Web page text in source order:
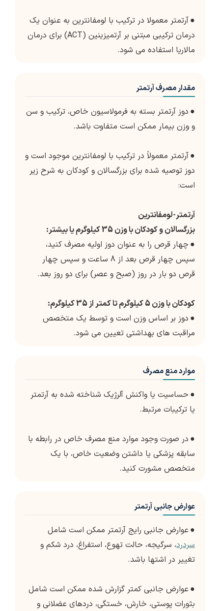
●آرتمتر معمولا در ترکیب با لومفانترین به عنوان یک
درمان ترکیبی مبتنی بر آرتمیزینین (ACT) برای درمان
مالاریا استفاده می شود.
مقدار مصرف آرتمتر
● دوز آرتمتر بسته به فرمولاسیون خاص، ترکیب و سن
و وزن بیمار ممکن است متفاوت باشد.
●آرتمتر معمولاً در ترکیب با لومفانترین موجود است و
دوز توصیه شده برای بزرگسالان و کودکان به شرح زیر
است:
آرتمتر-لومفانترین
بزرگسالان و کودکان با وزن 35 کیلوگرم یا بیشتر:
● چهار قرص را به عنوان دوز اولیه مصرف کنید،
سپس چهار قرص بعد از 8 ساعت و سپس چهار
قرص دو بار در روز (صبح و عصر) برای دو روز بعد.
کودکان با وزن 5 کیلوگرم تا کمتر از 35 کیلوگرم:
● دوز بر اساس وزن است و توسط یک متخصص
مراقبت های بهداشتی تعیین می شود.
موارد منع مصرف
● حساسیت یا واکنش آلرژیک شناخته شده به آرتمتر
یا ترکیبات مرتبط.
● در صورت وجود موارد منع مصرف خاص در رابطه با
سابقه پزشکی یا داشتن وضعیت خاص، با یک
متخصص مشورت کنید.
عوارض جانبی آرتمتر
●عوارض جانبی رایج آرتمتر ممکن است شامل
سردرد، سرگیجه، حالت تهوع، استفراغ، درد شکم و
تغییر در اشتها باشد.
●عوارض جانبی کمتر گزارش شده ممکن است شامل
بثورات پوستی، خارش، خستگی، دردهای عضلانی و